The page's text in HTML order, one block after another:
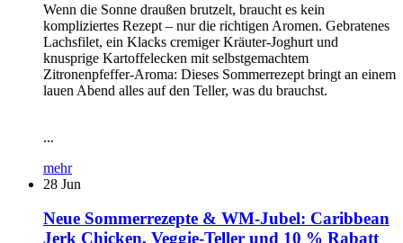
Wenn die Sonne draußen brutzelt, braucht es kein
kompliziertes Rezept – nur die richtigen Aromen. Gebratenes
Lachsfilet, ein Klacks cremiger Kräuter-Joghurt und
knusprige Kartoffelecken mit selbstgemachtem
Zitronenpfeffer-Aroma: Dieses Sommerrezept bringt an einem
lauen Abend alles auf den Teller, was du brauchst.
...
mehr
28 Jun
Neue Sommerrezepte & WM-Jubel: Caribbean
Jerk Chicken, Veggie-Teller und 10 % Rabatt